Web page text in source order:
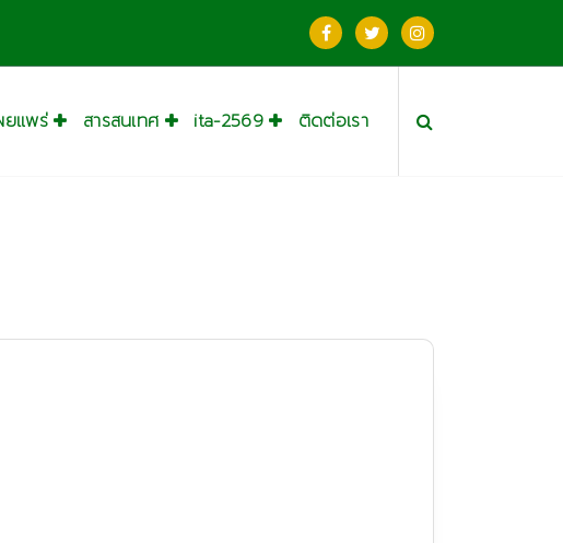
ยแพร่ สารสนเทศ ita-2569 ติดต่อเรา